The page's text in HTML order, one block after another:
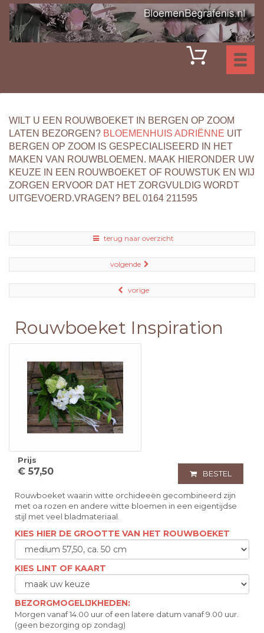
WILT U EEN ROUWBOEKET IN BERGEN OP ZOOM
LATEN BEZORGEN? BLOEMENHUIS ADRIËNNE UIT
BERGEN OP ZOOM IS GESPECIALISEERD IN HET
MAKEN VAN ROUWBLOEMEN. MAAK HIERONDER UW
KEUZE IN EEN ROUWBOEKET OF ROUWSTUK EN WIJ
ZORGEN ERVOOR DAT HET ZORGVULDIG WORDT
UITGEVOERD.VRAGEN? BEL 0164 211595
terug naar overzicht
volgende
vorige
Rouwboeket Inspiration
Prijs
€ 57,50 BESTEL
Rouwboeket waarin witte orchideeën gecombineerd zijn
met oa rozen en andere witte bloemen in een eigentijdse
stijl met veel bladmateriaal.
KIES HIER DE GROOTTE VAN HET ROUWBOEKET
KIES LINT OF KAART
BEZORGMOGELIJKHEDEN:
Morgen vanaf 14.00 uur of een latere datum vanaf 9.00 uur.
(geen bezorging op zondag)